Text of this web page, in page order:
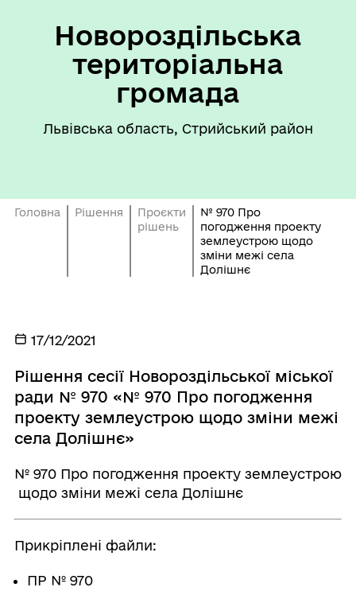
Новороздільська
територіальна
громада
Львівська область, Стрийський район
Головна Рішення
Проєкти
рішень
№ 970 Про
погодження проекту
землеустрою щодо
зміни межі села
Долішнє
17/12/2021
Рішення сесії Новороздільської міської
ради № 970 «№ 970 Про погодження
проекту землеустрою щодо зміни межі
села Долішнє»
№ 970 Про погодження проекту землеустрою
щодо зміни межі села Долішнє
Прикріплені файли:
ПР № 970